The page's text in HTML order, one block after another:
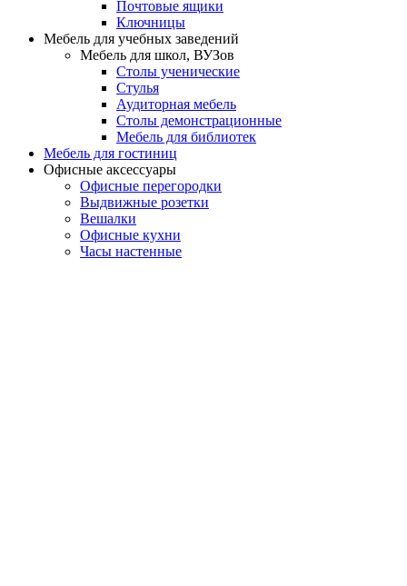
Почтовые ящики
Ключницы
Мебель для учебных заведений
Мебель для школ, ВУЗов
Столы ученические
Стулья
Аудиторная мебель
Столы демонстрационные
Мебель для библиотек
Мебель для гостиниц
Офисные аксессуары
Офисные перегородки
Выдвижные розетки
Вешалки
Офисные кухни
Часы настенные